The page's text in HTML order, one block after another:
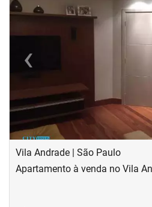
‹Previous
Vila Andrade | São Paulo
Apartamento à venda no Vila